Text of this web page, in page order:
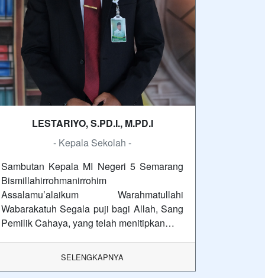
LESTARIYO, S.PD.I., M.PD.I
- Kepala Sekolah -
Sambutan Kepala MI Negeri 5 Semarang
Bismillahirrohmanirrohim
Assalamu’alaikum Warahmatullahi
Wabarakatuh Segala puji bagi Allah, Sang
Pemilik Cahaya, yang telah menitipkan…
SELENGKAPNYA